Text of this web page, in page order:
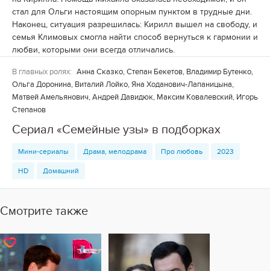
стал для Ольги настоящим опорным пунктом в трудные дни.
Наконец, ситуация разрешилась: Кирилл вышел на свободу, и
семья Климовых смогла найти способ вернуться к гармонии и
любви, которыми они всегда отличались.
В главных ролях: Анна Сказко, Степан Бекетов, Владимир Бутенко,
Ольга Доронина, Виталий Лойко, Яна Ходанович-Лапаницына,
Матвей Амельянович, Андрей Давидюк, Максим Ковалевский, Игорь
Степанов
Сериал «Семейные узы» в подборках
Мини-сериалы Драма, мелодрама Про любовь 2023
HD Домашний
Смотрите также